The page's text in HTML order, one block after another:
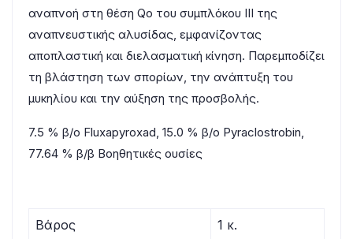
αναπνοή στη θέση Qo του συμπλόκου III της
αναπνευστικής αλυσίδας, εμφανίζοντας
αποπλαστική και διελασματική κίνηση. Παρεμποδίζει
τη βλάστηση των σπορίων, την ανάπτυξη του
μυκηλίου και την αύξηση της προσβολής.
7.5 % β/ο Fluxapyroxad, 15.0 % β/ο Pyraclostrobin,
77.64 % β/β Βοηθητικές ουσίες
Βάρος 1 κ.